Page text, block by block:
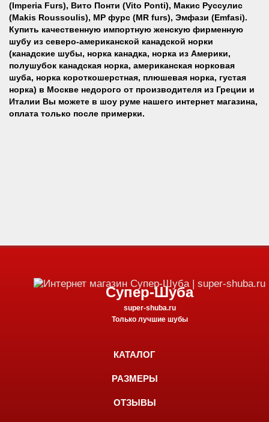
(Imperia Furs), Вито Понти (Vito Ponti), Макис Руссулис
(Makis Roussoulis), МР фурс (MR furs), Эмфази (Emfasi).
Купить качественную импортную женскую фирменную
шубу из северо-американской канадской норки
(канадские шубы, норка канадка, норка из Америки,
полушубок канадская норка, американская норковая
шуба, норка короткошерстная, плюшевая норка, густая
норка) в Москве недорого от производителя из Греции и
Италии Вы можете в шоу руме нашего интернет магазина,
оплата только после примерки.
Супер-Шуба
super-shuba.ru
Только лучшие шубы
КАТАЛОГ
РАЗМЕРЫ
ОТЗЫВЫ